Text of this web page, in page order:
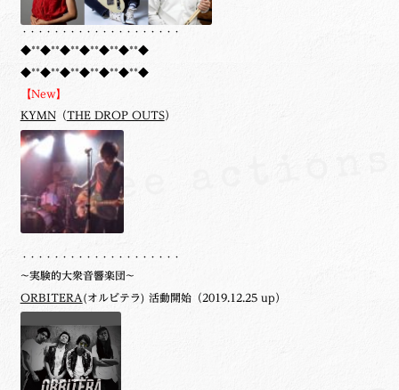
・・・・・・・・・・・・・・・・・・・・
◆**◆**◆**◆**◆**◆**◆
◆**◆**◆**◆**◆**◆**◆
【New】
KYMN（THE DROP OUTS）
・・・・・・・・・・・・・・・・・・・・
~実験的大衆音響楽団~
ORBITERA (オルビテラ) 活動開始（2019.12.25 up）